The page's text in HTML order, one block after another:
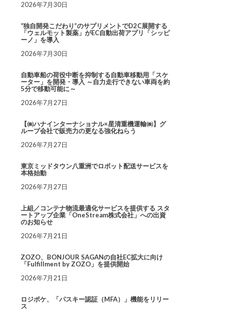
2026年7月30日
“独自開発こだわり”のサプリメントでD2C展開する
「ウェルモット製薬」がEC自動出荷アプリ「シッピ
ーノ」を導入
2026年7月30日
自動車船の荷役中断を抑制する自動車移動用「スケ
ーター」を開発・導入 ～自力走行できない車両を約
5分で移動可能に～
2026年7月27日
【㈱ハナインターナショナル×星清重機運輸㈱】グ
ループ会社で販売力の更なる強化ねらう
2026年7月27日
東京ミッドタウン八重洲でロボット配送サービスを
本格始動
2026年7月27日
上組／コンテナ物流最適化サービスを提供する スタ
ートアップ企業「OneStream株式会社」への出資
のお知らせ
2026年7月21日
ZOZO、BONJOUR SAGANの自社EC拡大に向け
「Fulfillment by ZOZO」を提供開始
2026年7月21日
ロジポケ、「パスキー認証（MFA）」機能をリリー
ス